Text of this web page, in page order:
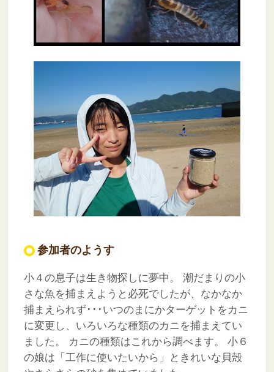
参加者のようす
小４の息子は生き物探しに夢中。
潮だまりの小
さな魚を捕まえようと必死でしたが、なかなか
捕まえられず･･･いつのまにかターゲットをカニ
に変更し、いろいろな種類のカニを捕まえてい
ました。
カニの種類はこれから調べます。
小６
の娘は「工作に使いたいから」ときれいな貝殻